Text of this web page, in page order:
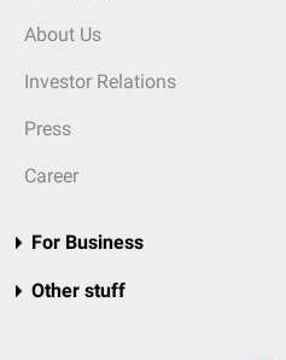
About Us
Investor Relations
Press
Career
For Business
Other stuff